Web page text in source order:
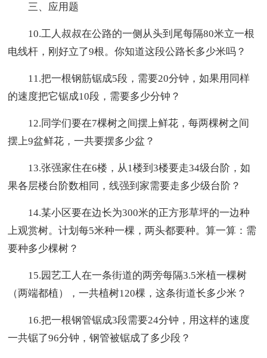
三、应用题
10.工人叔叔在公路的一侧从头到尾每隔80米立一根
电线杆，刚好立了9根。你知道这段公路长多少米吗？
11.把一根钢筋锯成5段，需要20分钟，如果用同样
的速度把它锯成10段，需要多少分钟？
12.同学们要在7棵树之间摆上鲜花，每两棵树之间
摆上9盆鲜花，一共要摆多少盆？
13.张强家住在6楼，从1楼到3楼要走34级台阶，如
果各层楼台阶数相同，线强到家需要走多少级台阶？
14.某小区要在边长为300米的正方形草坪的一边种
上观赏树。计划每5米种一棵，两头都要种。算一算：需
要种多少棵树？
15.园艺工人在一条街道的两旁每隔3.5米植一棵树
（两端都植），一共植树120棵，这条街道长多少米？
16.把一根钢管锯成3段需要24分钟，用这样的速度
一共锯了96分钟，钢管被锯成了多少段？